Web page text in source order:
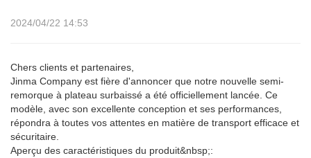
2024/04/22 14:53
Chers clients et partenaires,
Jinma Company est fière d'annoncer que notre nouvelle semi-
remorque à plateau surbaissé a été officiellement lancée. Ce
modèle, avec son excellente conception et ses performances,
répondra à toutes vos attentes en matière de transport efficace et
sécuritaire.
Aperçu des caractéristiques du produit&nbsp;: